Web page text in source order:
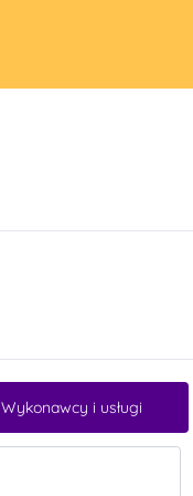
Wykonawcy i usługi